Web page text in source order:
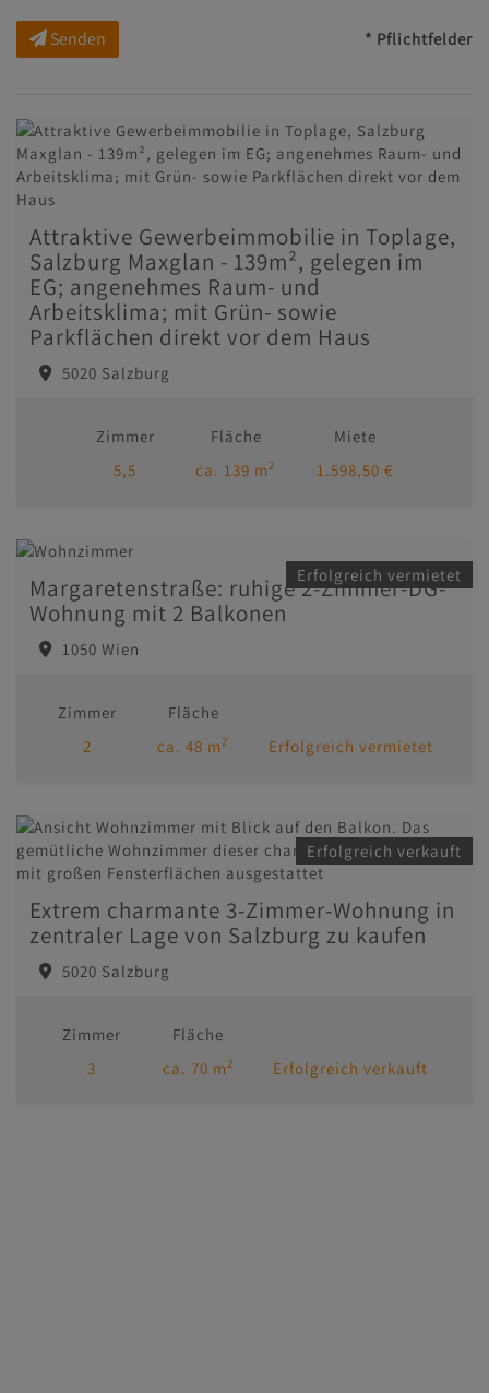
Senden * Pflichtfelder
Attraktive Gewerbeimmobilie in Toplage,
Salzburg Maxglan - 139m², gelegen im
EG; angenehmes Raum- und
Arbeitsklima; mit Grün- sowie
Parkflächen direkt vor dem Haus
5020 Salzburg
Zimmer
5,5
Fläche
ca. 139 m2
Miete
1.598,50 €
Erfolgreich vermietet
Margaretenstraße: ruhige 2-Zimmer-DG-
Wohnung mit 2 Balkonen
1050 Wien
Zimmer
2
Fläche
ca. 48 m2 Erfolgreich vermietet
Erfolgreich verkauft
Extrem charmante 3-Zimmer-Wohnung in
zentraler Lage von Salzburg zu kaufen
5020 Salzburg
Zimmer
3
Fläche
ca. 70 m2 Erfolgreich verkauft